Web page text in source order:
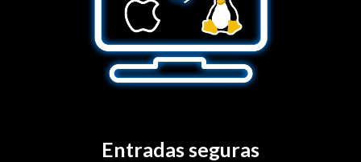
Entradas seguras